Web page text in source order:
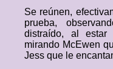
Se reúnen,
prueba,
distraído, al
mirando McEwen
Jess que le